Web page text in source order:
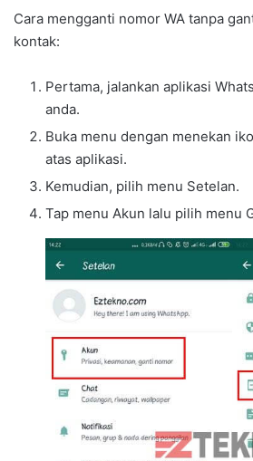
Cara mengganti nomor WA tanpa
kontak:
Pertama, jalankan aplikasi
anda.
Buka menu dengan menekan
atas aplikasi.
Kemudian, pilih menu Setelan.
Tap menu Akun lalu pilih menu